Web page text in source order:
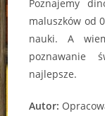
Poznajemy
maluszków od
nauki. A
poznawanie
najlepsze.
Autor: